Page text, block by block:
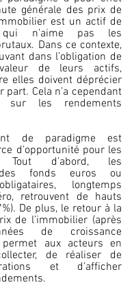
générale des prix de
est un actif de
n’aime pas les
Dans ce contexte,
dans l’obligation de
de leurs actifs,
elles doivent déprécier
part. Cela n’a cependant
sur les rendements
de paradigme est
d’opportunité pour les
Tout d’abord, les
des fonds euros ou
longtemps
retrouvent de hauts
De plus, le retour à la
de l’immobilier (après
de croissance
permet aux acteurs en
de réaliser de
et d’afficher